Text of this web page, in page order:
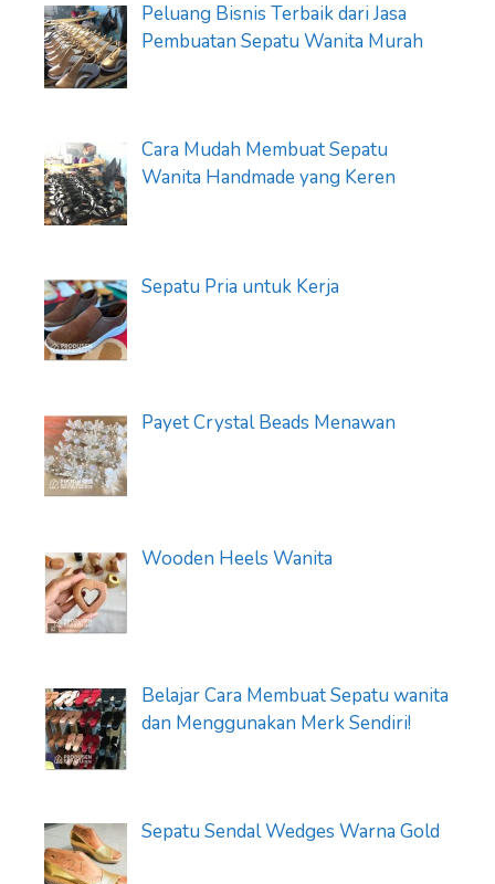
Peluang Bisnis Terbaik dari Jasa
Pembuatan Sepatu Wanita Murah
Cara Mudah Membuat Sepatu
Wanita Handmade yang Keren
Sepatu Pria untuk Kerja
Payet Crystal Beads Menawan
Wooden Heels Wanita
Belajar Cara Membuat Sepatu wanita
dan Menggunakan Merk Sendiri!
Sepatu Sendal Wedges Warna Gold